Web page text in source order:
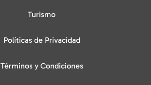
Turismo
Políticas de Privacidad
Términos y Condiciones